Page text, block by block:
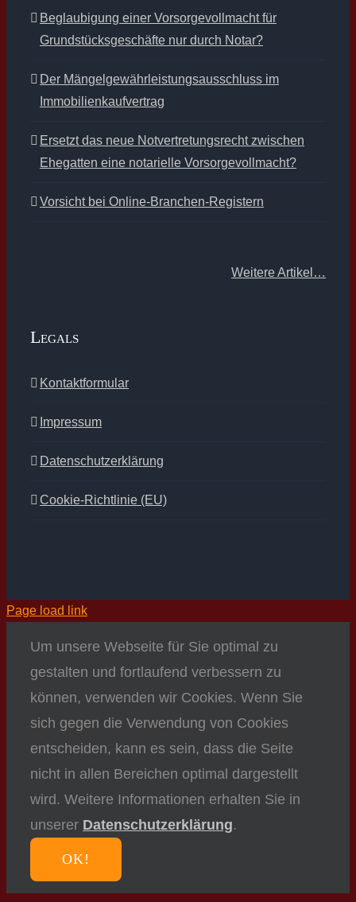
Beglaubigung einer Vorsorgevollmacht für
Grundstücksgeschäfte nur durch Notar?
Der Mängelgewährleistungsausschluss im
Immobilienkaufvertrag
Ersetzt das neue Notvertretungsrecht zwischen
Ehegatten eine notarielle Vorsorgevollmacht?
Vorsicht bei Online-Branchen-Registern
Weitere Artikel…
Legals
Kontaktformular
Impressum
Datenschutzerklärung
Cookie-Richtlinie (EU)
Page load link
Um unsere Webseite für Sie optimal zu
gestalten und fortlaufend verbessern zu
können, verwenden wir Cookies. Wenn Sie
sich gegen die Verwendung von Cookies
entscheiden, kann es sein, dass die Seite
nicht in allen Bereichen optimal dargestellt
wird. Weitere Informationen erhalten Sie in
unserer Datenschutzerklärung.
OK!